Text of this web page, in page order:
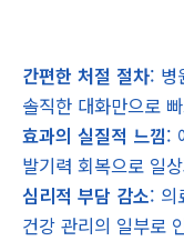
간편한 처절 절차: 병
솔직한 대화만으로
효과의 실질적 느낌:
발기력 회복으로 일
심리적 부담 감소: 의
건강 관리의 일부로